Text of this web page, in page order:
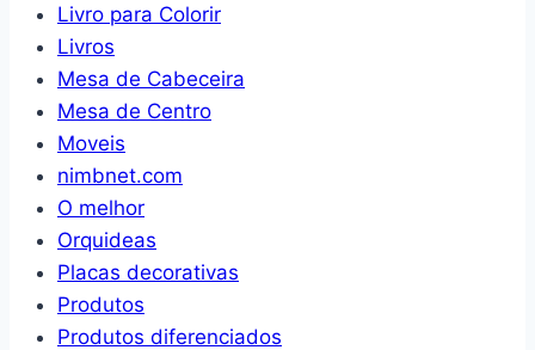
Livro para Colorir
Livros
Mesa de Cabeceira
Mesa de Centro
Moveis
nimbnet.com
O melhor
Orquideas
Placas decorativas
Produtos
Produtos diferenciados